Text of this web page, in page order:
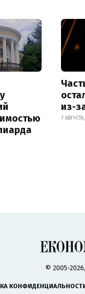
из-
7
© 2005-